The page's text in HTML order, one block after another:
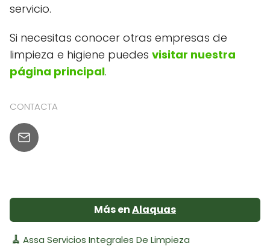
servicio.
Si necesitas conocer otras empresas de
limpieza e higiene puedes visitar nuestra
página principal.
CONTACTA
Más enAlaquas
🧹 Assa Servicios Integrales De Limpieza